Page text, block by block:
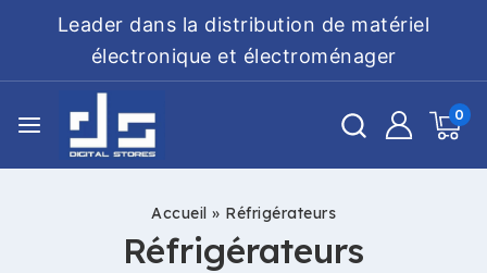
Leader dans la distribution de matériel
électronique et électroménager
0
Accueil » Réfrigérateurs
Réfrigérateurs